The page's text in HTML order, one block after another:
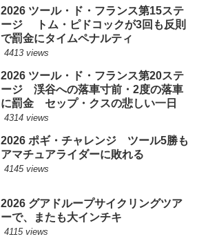
2026 ツール・ド・フランス第15ステ
ージ トム・ピドコックが3回も反則
で罰金にタイムペナルティ
4413 views
2026 ツール・ド・フランス第20ステ
ージ 渓谷への落車寸前・2度の落車
に罰金 セップ・クスの悲しい一日
4314 views
2026 ポギ・チャレンジ ツール5勝も
アマチュアライダーに敗れる
4145 views
2026 グアドループサイクリングツア
ーで、またも大インチキ
4115 views